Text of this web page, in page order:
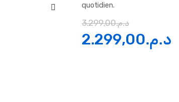
quotidien.
د.م.3.299,00
Le
د.م.2.299,00
Le